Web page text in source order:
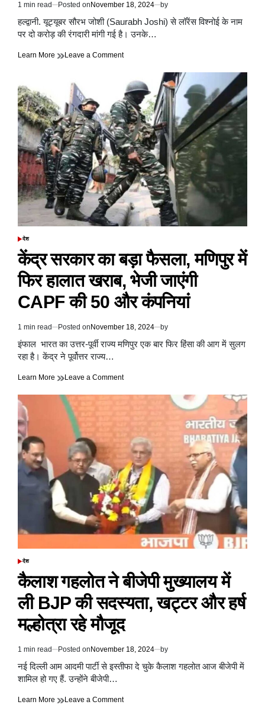
Estimated
read
time
1 min read Posted on November 18, 2024 by
हल्द्वानी. यूट्यूबर सौरभ जोशी (Saurabh Joshi) से लॉरेंस विश्नोई के नाम
पर दो करोड़ की रंगदारी मांगी गई है। उनके…
Learn More Leave a Commenton
से
लॉरेंस
विश्नोई
के
नाम
पर
मांगी
दो
करोड़
की
रंगदारी
POSTED
IN
देश
केंद्र सरकार का बड़ा फैसला, मणिपुर में
फिर हालात खराब, भेजी जाएंगी
CAPF की 50 और कंपनियां
Estimated
read
time
1 min read Posted on November 18, 2024 by
इंफाल भारत का उत्तर-पूर्वी राज्य मणिपुर एक बार फिर हिंसा की आग में सुलग
रहा है। केंद्र ने पूर्वोत्तर राज्य…
Learn More Leave a Commenton
मणिपुर
फिर
हालात
खराब,
भेजी
जाएंगी
CAPF
की
50
और
POSTED
IN
देश
कैलाश गहलोत ने बीजेपी मुख्यालय में
ली BJP की सदस्यता, खट्टर और हर्ष
मल्होत्रा रहे मौजूद
Estimated
read
time
1 min read Posted on November 18, 2024 by
नई दिल्ली आम आदमी पार्टी से इस्तीफा दे चुके कैलाश गहलोत आज बीजेपी में
शामिल हो गए हैं. उन्होंने बीजेपी…
Learn More Leave a Commenton